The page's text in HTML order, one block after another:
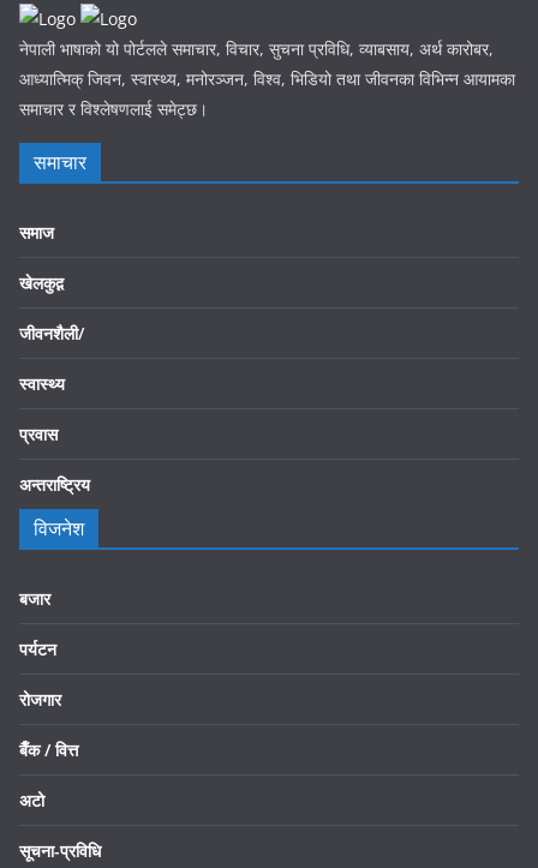
नेपाली भाषाको यो पोर्टलले समाचार, विचार, सुचना प्रविधि, व्याबसाय, अर्थ कारोबर,
आध्यात्मिक् जिवन, स्वास्थ्य, मनोरञ्जन, विश्व, भिडियो तथा जीवनका विभिन्न आयामका
समाचार र विश्लेषणलाई समेट्छ।
समाचार
समाज
खेलकुद़़
जीवनशैली/
स्वास्थ्य
प्रवास
अन्तराष्ट्रिय
विजनेश
बजार
पर्यटन
रोजगार
बैँक / वित्त
अटो
सूचना-प्रविधि